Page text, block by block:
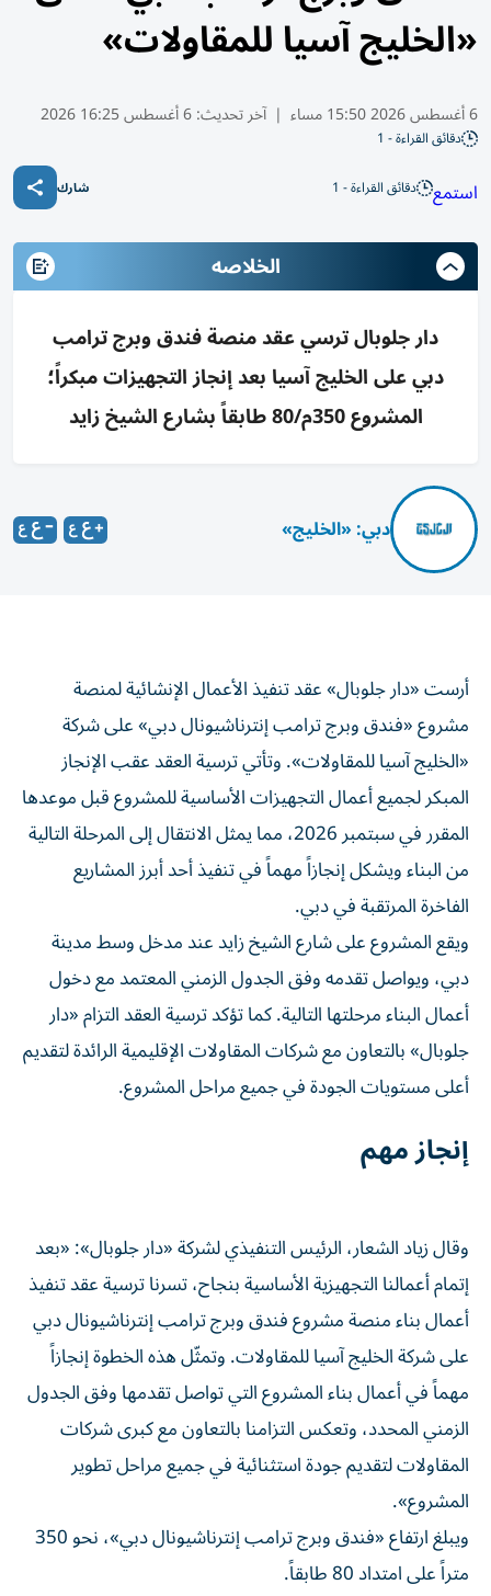
«الخليج آسيا للمقاولات»
6 أغسطس 2026 15:50 مساء | آخر تحديث:6 أغسطس 16:25 2026
دقائق القراءة - 1
استمع دقائق القراءة - 1 شارك
الخلاصه
دار جلوبال ترسي عقد منصة فندق وبرج ترامب
دبي على الخليج آسيا بعد إنجاز التجهيزات مبكراً؛
المشروع 350م/80 طابقاً بشارع الشيخ زايد
دبي: «الخليج»
أرست «دار جلوبال» عقد تنفيذ الأعمال الإنشائية لمنصة
مشروع «فندق وبرج ترامب إنترناشيونال دبي» على شركة
«الخليج آسيا للمقاولات». وتأتي ترسية العقد عقب الإنجاز
المبكر لجميع أعمال التجهيزات الأساسية للمشروع قبل موعدها
المقرر في سبتمبر 2026، مما يمثل الانتقال إلى المرحلة التالية
من البناء ويشكل إنجازاً مهماً في تنفيذ أحد أبرز المشاريع
الفاخرة المرتقبة في دبي.
ويقع المشروع على شارع الشيخ زايد عند مدخل وسط مدينة
دبي، ويواصل تقدمه وفق الجدول الزمني المعتمد مع دخول
أعمال البناء مرحلتها التالية. كما تؤكد ترسية العقد التزام «دار
جلوبال» بالتعاون مع شركات المقاولات الإقليمية الرائدة لتقديم
أعلى مستويات الجودة في جميع مراحل المشروع.
إنجاز مهم
وقال زياد الشعار، الرئيس التنفيذي لشركة «دار جلوبال»: «بعد
إتمام أعمالنا التجهيزية الأساسية بنجاح، تسرنا ترسية عقد تنفيذ
أعمال بناء منصة مشروع فندق وبرج ترامب إنترناشيونال دبي
على شركة الخليج آسيا للمقاولات. وتمثّل هذه الخطوة إنجازاً
مهماً في أعمال بناء المشروع التي تواصل تقدمها وفق الجدول
الزمني المحدد، وتعكس التزامنا بالتعاون مع كبرى شركات
المقاولات لتقديم جودة استثنائية في جميع مراحل تطوير
المشروع».
ويبلغ ارتفاع «فندق وبرج ترامب إنترناشيونال دبي»، نحو 350
متراً على امتداد 80 طابقاً.